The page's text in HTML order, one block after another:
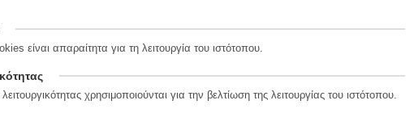
είναι απαραίτητα για τη λειτουργία του ιστότοπου.
χρησιμοποιούνται για την βελτίωση της λειτουργίας του ιστότοπου.